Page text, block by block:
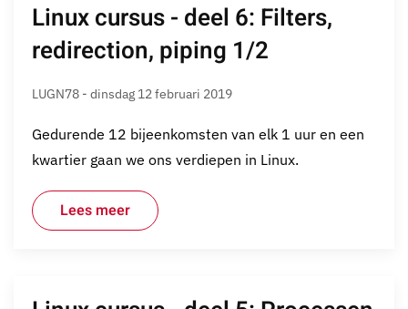
Linux cursus - deel 6: Filters,
redirection, piping 1/2
LUGN78 - dinsdag 12 februari 2019
Gedurende 12 bijeenkomsten van elk 1 uur en een
kwartier gaan we ons verdiepen in Linux.
Lees meer